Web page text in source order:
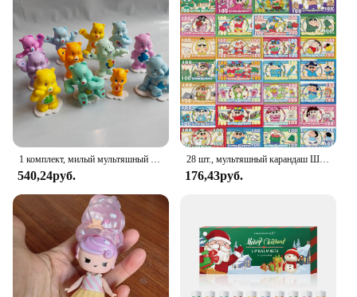
1 комплект, милый мультяшный медведь, аниме, милый мультяшный медведь, аниме-фигурки, модель для девочек, подарок, забавные аксессуары для животных, подарок для детей
540,24руб.
28 шт., мультяшный карандаш Шинчан, бумажные наклейки для денег, детские игрушки для автомобиля, телефона, скрапбукинга, ноутбука, декоративная наклейка в стиле аниме, граффити, подарок
176,43руб.